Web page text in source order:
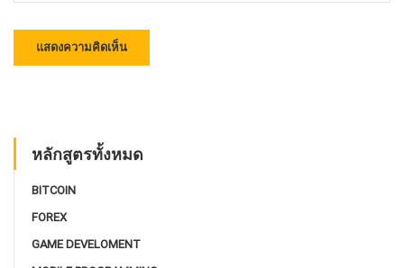
หลักสูตรทั้งหมด
BITCOIN
FOREX
GAME DEVELOMENT